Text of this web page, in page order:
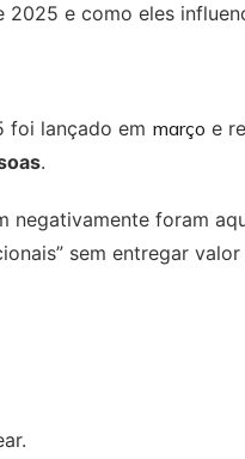
e como eles
foi lançado em março e
.
negativamente foram
sem entregar